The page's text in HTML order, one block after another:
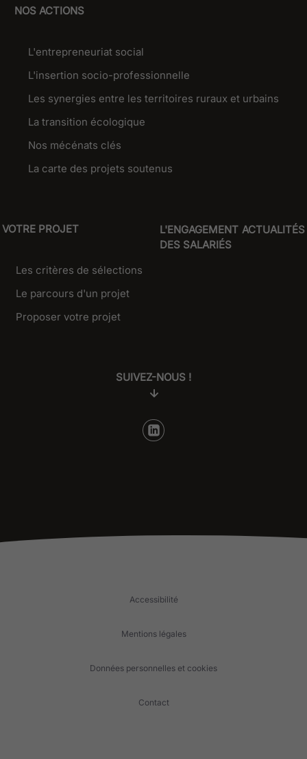
NOS ACTIONS
L'entrepreneuriat social
L'insertion socio-professionnelle
Les synergies entre les territoires ruraux et urbains
La transition écologique
Nos mécénats clés
La carte des projets soutenus
VOTRE PROJET
Les critères de sélections
Le parcours d'un projet
Proposer votre projet
L'ENGAGEMENT
DES SALARIÉS
ACTUALITÉS
SUIVEZ-NOUS !
Accessibilité
Mentions légales
Données personnelles et cookies
Contact